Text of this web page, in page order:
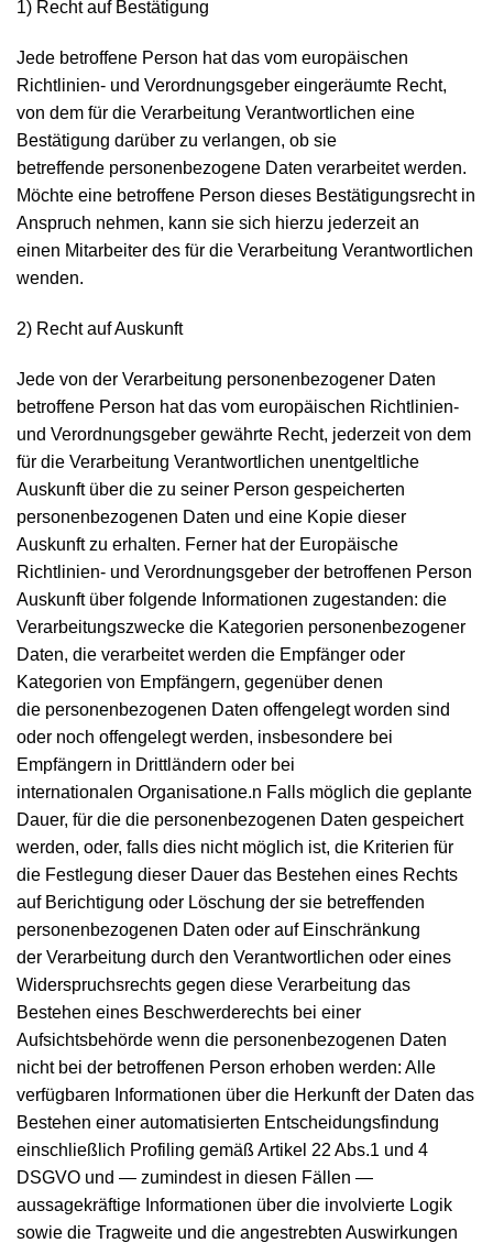
1) Recht auf Bestätigung
Jede betroffene Person hat das vom europäischen
Richtlinien- und Verordnungsgeber eingeräumte Recht,
von dem für die Verarbeitung Verantwortlichen eine
Bestätigung darüber zu verlangen, ob sie
betreffende personenbezogene Daten verarbeitet werden.
Möchte eine betroffene Person dieses Bestätigungsrecht in
Anspruch nehmen, kann sie sich hierzu jederzeit an
einen Mitarbeiter des für die Verarbeitung Verantwortlichen
wenden.
2) Recht auf Auskunft
Jede von der Verarbeitung personenbezogener Daten
betroffene Person hat das vom europäischen Richtlinien-
und Verordnungsgeber gewährte Recht, jederzeit von dem
für die Verarbeitung Verantwortlichen unentgeltliche
Auskunft über die zu seiner Person gespeicherten
personenbezogenen Daten und eine Kopie dieser
Auskunft zu erhalten. Ferner hat der Europäische
Richtlinien- und Verordnungsgeber der betroffenen Person
Auskunft über folgende Informationen zugestanden: die
Verarbeitungszwecke die Kategorien personenbezogener
Daten, die verarbeitet werden die Empfänger oder
Kategorien von Empfängern, gegenüber denen
die personenbezogenen Daten offengelegt worden sind
oder noch offengelegt werden, insbesondere bei
Empfängern in Drittländern oder bei
internationalen Organisatione.n Falls möglich die geplante
Dauer, für die die personenbezogenen Daten gespeichert
werden, oder, falls dies nicht möglich ist, die Kriterien für
die Festlegung dieser Dauer das Bestehen eines Rechts
auf Berichtigung oder Löschung der sie betreffenden
personenbezogenen Daten oder auf Einschränkung
der Verarbeitung durch den Verantwortlichen oder eines
Widerspruchsrechts gegen diese Verarbeitung das
Bestehen eines Beschwerderechts bei einer
Aufsichtsbehörde wenn die personenbezogenen Daten
nicht bei der betroffenen Person erhoben werden: Alle
verfügbaren Informationen über die Herkunft der Daten das
Bestehen einer automatisierten Entscheidungsfindung
einschließlich Profiling gemäß Artikel 22 Abs.1 und 4
DSGVO und — zumindest in diesen Fällen —
aussagekräftige Informationen über die involvierte Logik
sowie die Tragweite und die angestrebten Auswirkungen